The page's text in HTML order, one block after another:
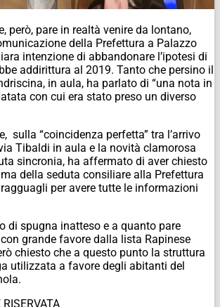
però, pare in realtà venire da lontano,
della Prefettura a Palazzo
intenzione di abbandonare l’ipotesi di
addirittura al 2019. Tanto che persino il
in aula, ha parlato di “una nota in
con cui era stato preso un diverso
sulla “coincidenza perfetta” tra l’arrivo
Tibaldi in aula e la novità clamorosa
sincronia, ha affermato di aver chiesto
della seduta consiliare alla Prefettura
per avere tutte le informazioni
di spugna inatteso e a quanto pare
grande favore dalla lista Rapinese
chiesto che a questo punto la struttura
utilizzata a favore degli abitanti del